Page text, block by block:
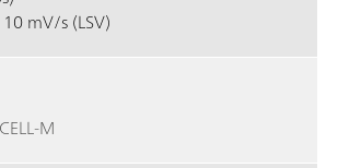
mV/s (LSV)
M